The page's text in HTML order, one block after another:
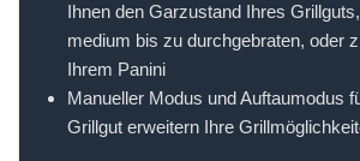
Ihnen den Garzustand Ihres
medium bis zu durchgebraten, oder
Ihrem Panini
Manueller Modus und Auftaumodus
Grillgut erweitern Ihre